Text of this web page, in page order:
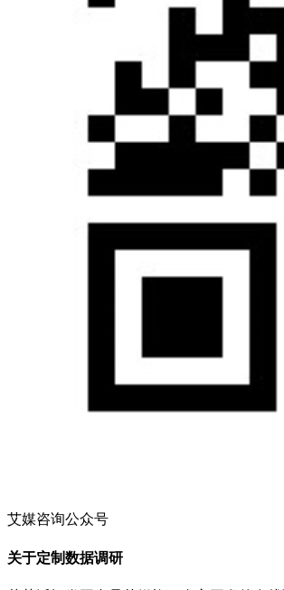
艾媒咨询公众号
关于定制数据调研